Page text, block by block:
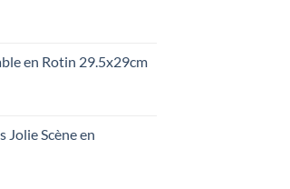
en Rotin 29.5x29cm
Jolie Scène en